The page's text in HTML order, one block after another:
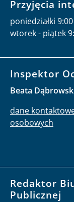
Przyjęcia
poniedziałki
wtorek - piątek
Inspektor
Beata
dane
osobowych
Redaktor
Publicznej